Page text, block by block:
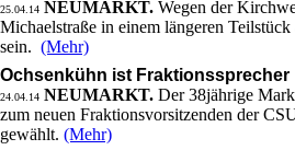
25.04.14 NEUMARKT. Wegen der
Michaelstraße in einem längeren
sein. (Mehr)
Ochsenkühn ist Fraktionssprecher
24.04.14 NEUMARKT. Der 38jährige
zum neuen Fraktionsvorsitzenden der
gewählt. (Mehr)